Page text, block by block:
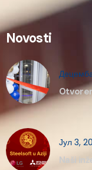
Novosti
Јул 3,
Naši